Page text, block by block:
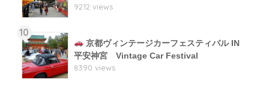
9212 views
10
京都ヴィンテージカーフェスティバル IN
平安神宮 Vintage Car Festival
8390 views